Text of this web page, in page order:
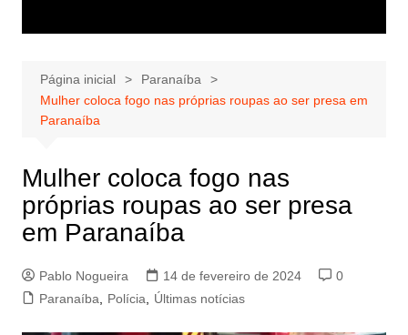
Página inicial
Paranaíba
Mulher coloca fogo nas próprias roupas ao ser presa em
Paranaíba
Mulher coloca fogo nas
próprias roupas ao ser presa
em Paranaíba
Pablo Nogueira 14 de fevereiro de 2024
0
Paranaíba
Polícia Últimas notícias